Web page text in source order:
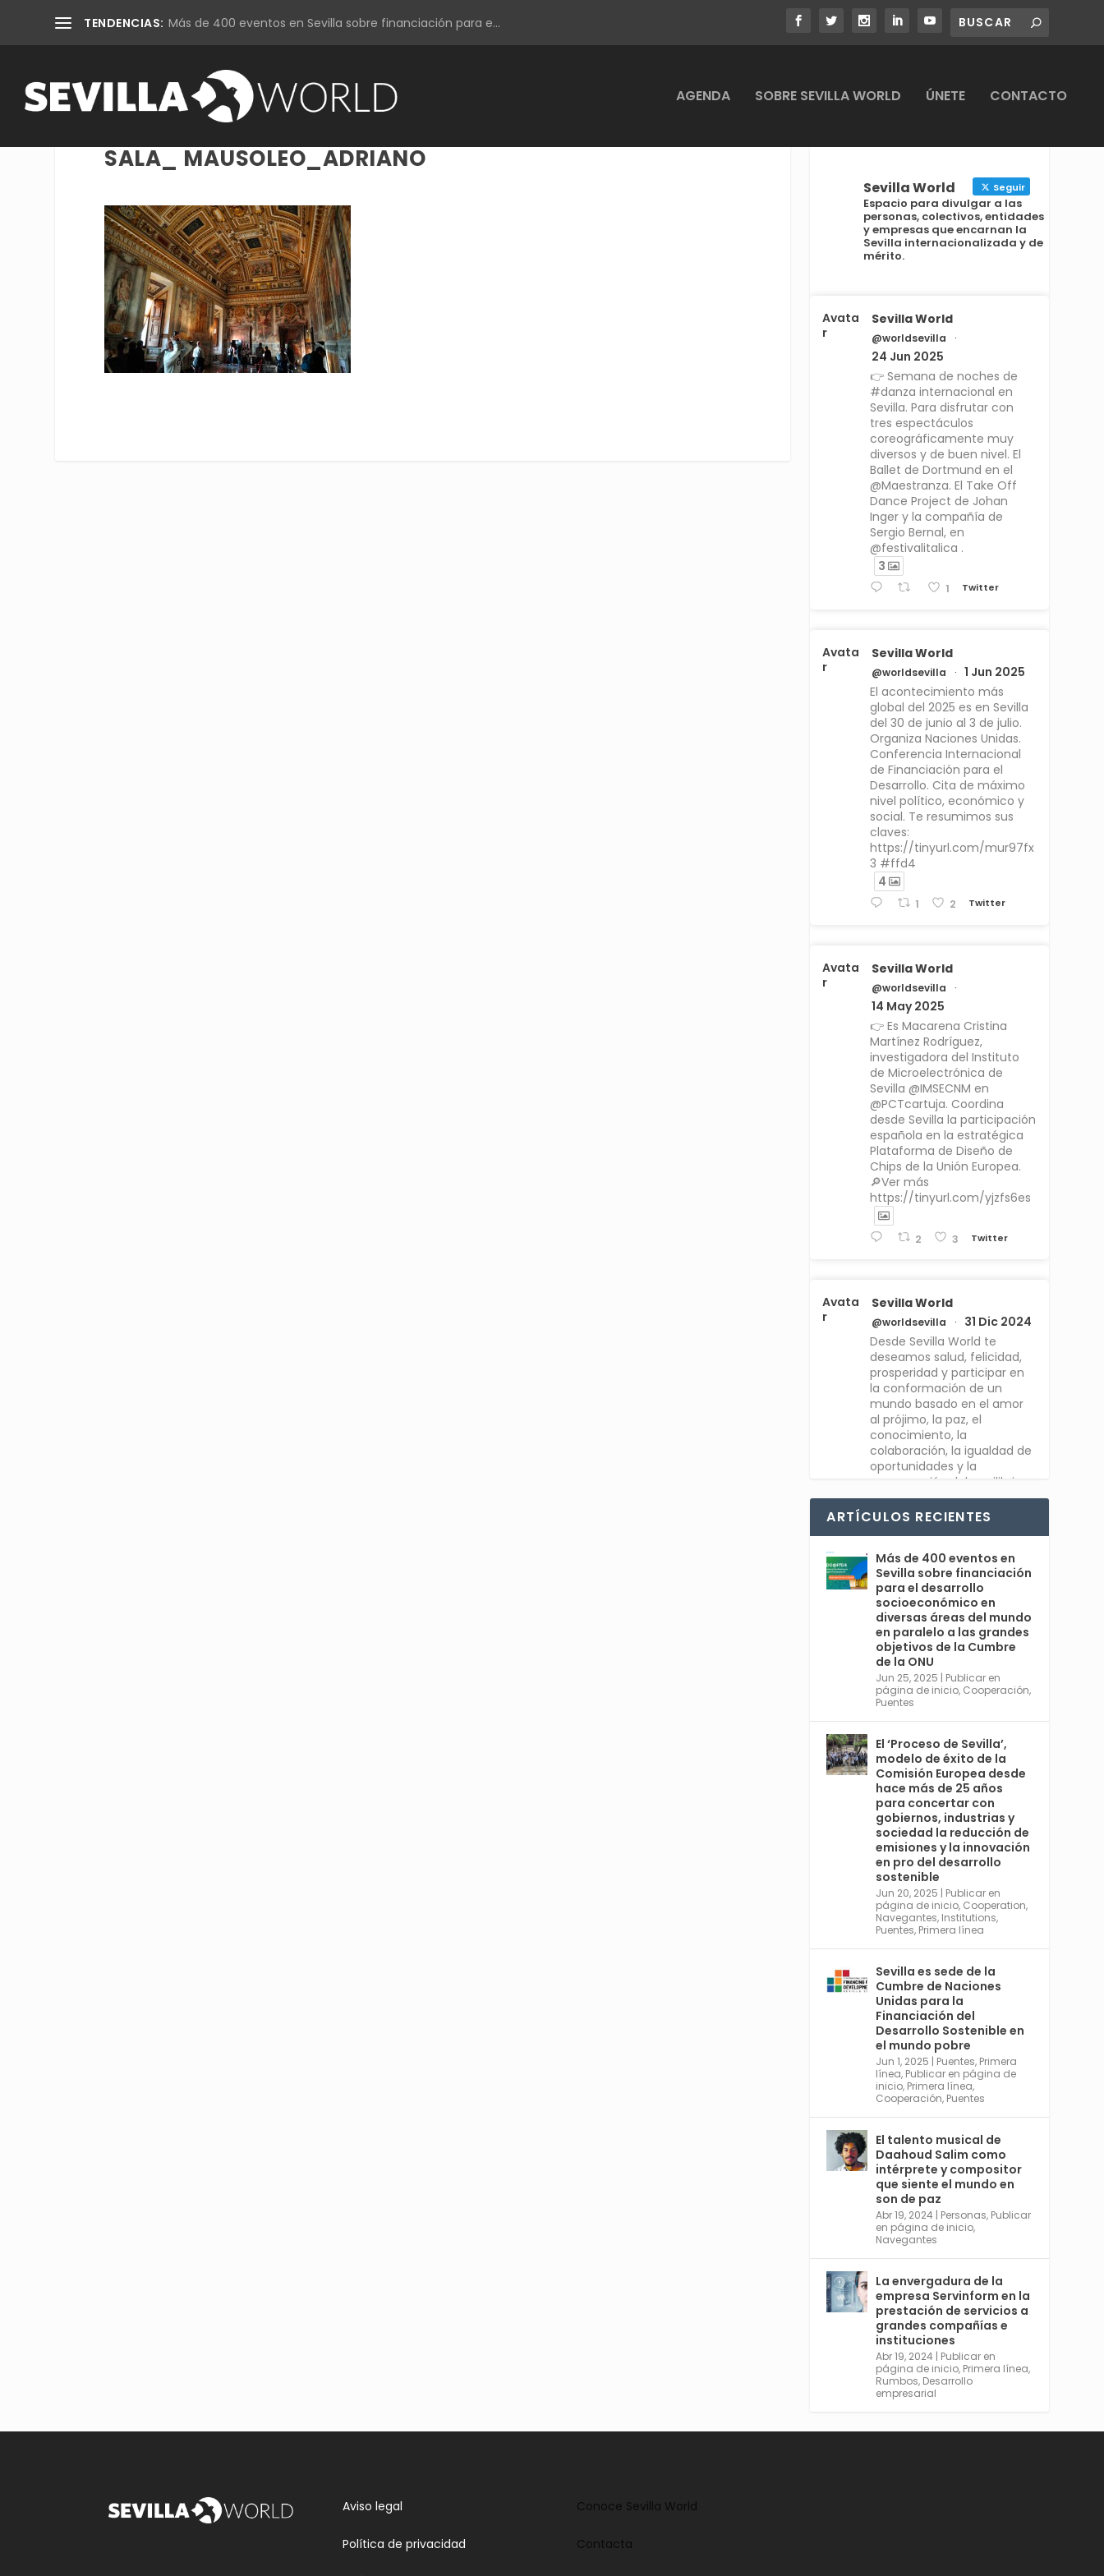
TENDENCIAS: Más de 400 eventos en Sevilla sobre financiación para e...
AGENDA SOBRE SEVILLA WORLD ÚNETE CONTACTO
SALA_ MAUSOLEO_ADRIANO
Sevilla World Seguir
Espacio para divulgar a las
personas, colectivos, entidades
y empresas que encarnan la
Sevilla internacionalizada y de
mérito.
Avata
r
Sevilla World
@worldsevilla ·
24 Jun 2025
👉 Semana de noches de
#danza internacional en
Sevilla. Para disfrutar con
tres espectáculos
coreográficamente muy
diversos y de buen nivel. El
Ballet de Dortmund en el
@Maestranza. El Take Off
Dance Project de Johan
Inger y la compañía de
Sergio Bernal, en
@festivalitalica .
3
1 Twitter
Avata
r
Sevilla World
@worldsevilla ·
1 Jun 2025
El acontecimiento más
global del 2025 es en Sevilla
del 30 de junio al 3 de julio.
Organiza Naciones Unidas.
Conferencia Internacional
de Financiación para el
Desarrollo. Cita de máximo
nivel político, económico y
social. Te resumimos sus
claves:
https://tinyurl.com/mur97fx
3 #ffd4
4
1 2 Twitter
Avata
r
Sevilla World
@worldsevilla ·
14 May 2025
👉 Es Macarena Cristina
Martínez Rodríguez,
investigadora del Instituto
de Microelectrónica de
Sevilla @IMSECNM en
@PCTcartuja. Coordina
desde Sevilla la participación
española en la estratégica
Plataforma de Diseño de
Chips de la Unión Europea.
🔎Ver más
https://tinyurl.com/yjzfs6es
2 3 Twitter
Avata
r
Sevilla World
@worldsevilla ·
31 Dic 2024
Desde Sevilla World te
deseamos salud, felicidad,
prosperidad y participar en
la conformación de un
mundo basado en el amor
al prójimo, la paz, el
conocimiento, la
colaboración, la igualdad de
oportunidades y la
recuperación del equilibrio
entre sociedad y planeta.
#Feliz2025
1 Twitter
Sevilla World
@worldsevilla
30 Dic 2024
👉 La cita de ámbito
mundial más relevante en
#Sevilla en 2025 es una
cumbre organizada por
@ONU_es del 30 de junio al 3
de julio, con España
@MAECgob como anfitriona.
🌍 Cuarta Conferencia
Internacional sobre la
Financiación para el
Desarrollo. Ver más:
https://financing.desa.un.or
g/ffd4
2 Twitter
Avata
r
Sevilla World
@worldsevilla · 1 Sep 2024
La temporada de congresos
científicos comienza en
Sevilla este lunes 2 con la
Conferencia Internacional
sobre Catálisis, y con el
Congreso de Parasitología.
Del día 3 al 6, Congreso de
Metodología de Ciencias
Sociales y la Salud; y los días
5 y 6 Jornadas de Economía
Industrial.
4
1
Avata
r
@worldsevilla ·
21 May 2024
Conoce a @mvbim, la
empresa sevillana que ha
sido pionera en España en el
uso de la tecnología BIM
para digitalizar e
industrializar la arquitectura
dimensión internacional en
ARTÍCULOS RECIENTES
Más de 400 eventos en
Sevilla sobre financiación
para el desarrollo
socioeconómico en
diversas áreas del mundo
en paralelo a las grandes
objetivos de la Cumbre
de la ONU
Jun 25, 2025 | Publicar en
página de inicio, Cooperación,
Puentes
El ‘Proceso de Sevilla’,
modelo de éxito de la
Comisión Europea desde
hace más de 25 años
para concertar con
gobiernos, industrias y
sociedad la reducción de
emisiones y la innovación
en pro del desarrollo
sostenible
Jun 20, 2025 | Publicar en
página de inicio, Cooperation,
Navegantes, Institutions,
Puentes, Primera línea
Sevilla es sede de la
Cumbre de Naciones
Unidas para la
Financiación del
Desarrollo Sostenible en
el mundo pobre
Jun 1, 2025 | Puentes, Primera
línea, Publicar en página de
inicio, Primera línea,
Cooperación, Puentes
El talento musical de
Daahoud Salim como
intérprete y compositor
que siente el mundo en
son de paz
Abr 19, 2024 | Personas, Publicar
en página de inicio,
Navegantes
La envergadura de la
empresa Servinform en la
prestación de servicios a
grandes compañías e
instituciones
Abr 19, 2024 | Publicar en
página de inicio, Primera línea,
Rumbos, Desarrollo
empresarial
Aviso legal
Política de privacidad
Conoce Sevilla World
Contacta